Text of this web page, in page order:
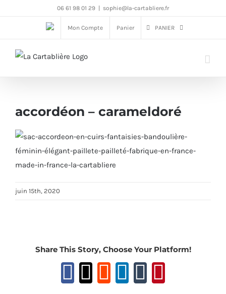
06 61 98 01 29 sophie@la-cartabliere.fr
Mon Compte Panier PANIER
accordéon – carameldoré
juin 15th, 2020
Share This Story, Choose Your Platform!
Facebook
XReddit
LinkedIn
Tumblr